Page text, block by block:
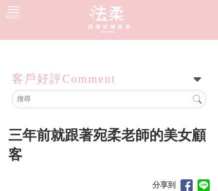
客戶好評Comment
三年前就跟著宛柔老師的美女顧
客
分享到